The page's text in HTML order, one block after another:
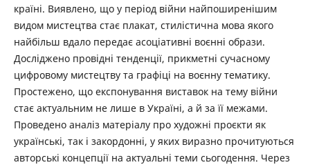
країні. Виявлено, що у період війни найпоширенішим
видом мистецтва стає плакат, стилістична мова якого
найбільш вдало передає асоціативні воєнні образи.
Досліджено провідні тенденції, прикметні сучасному
цифровому мистецтву та графіці на воєнну тематику.
Простежено, що експонування виставок на тему війни
стає актуальним не лише в Україні, а й за її межами.
Проведено аналіз матеріалу про художні проєкти як
українські, так і закордонні, у яких виразно прочитуються
авторські концепції на актуальні теми сьогодення. Через